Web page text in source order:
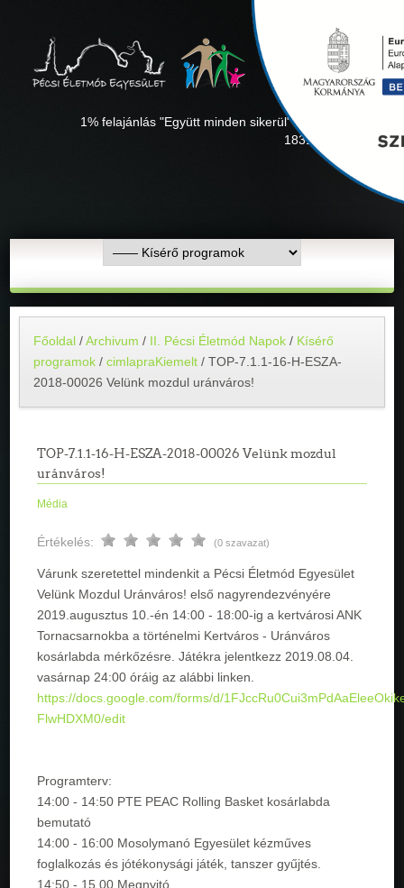
1% felajánlás "Együtt minden sikerül" Adószámunk:
18311927-1-02
Főoldal /Archivum / II. Pécsi Életmód Napok / Kísérő
programok /cimlapraKiemelt /TOP-7.1.1-16-H-ESZA-
2018-00026 Velünk mozdul uránváros!
TOP-7.1.1-16-H-ESZA-2018-00026 Velünk mozdul
uránváros!
Média
Értékelés: (0 szavazat)
Várunk szeretettel mindenkit a Pécsi Életmód Egyesület
Velünk Mozdul Uránváros! első nagyrendezvényére
2019.augusztus 10.-én 14:00 - 18:00-ig a kertvárosi ANK
Tornacsarnokba a történelmi Kertváros - Uránváros
kosárlabda mérkőzésre. Játékra jelentkezz 2019.08.04.
vasárnap 24:00 óráig az alábbi linken.
https://docs.google.com/forms/d/
FlwHDXM0/edit
Programterv:
14:00 - 14:50 PTE PEAC Rolling Basket kosárlabda
bemutató
14:00 - 16:00 Mosolymanó Egyesület kézműves
foglalkozás és jótékonysági játék, tanszer gyűjtés.
14:50 - 15.00 Megnyitó